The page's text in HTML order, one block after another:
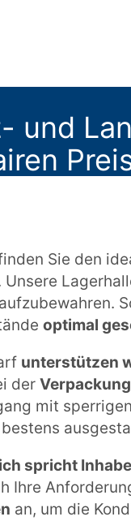
und
Sie den
Unsere
optimal
unterstützen
der Verpackung
mit
spricht
Ihre
an, um die